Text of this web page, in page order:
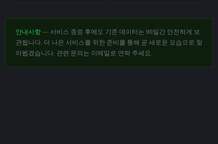
안내사항 — 서비스 종료 후에도 기존 데이터는 90일간 안전하게 보
관됩니다. 더 나은 서비스를 위한 준비를 통해 곧 새로운 모습으로 찾
아뵙겠습니다. 관련 문의는 이메일로 연락 주세요.